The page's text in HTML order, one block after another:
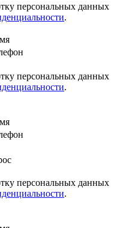
персональных данных
.
персональных данных
.
персональных данных
.